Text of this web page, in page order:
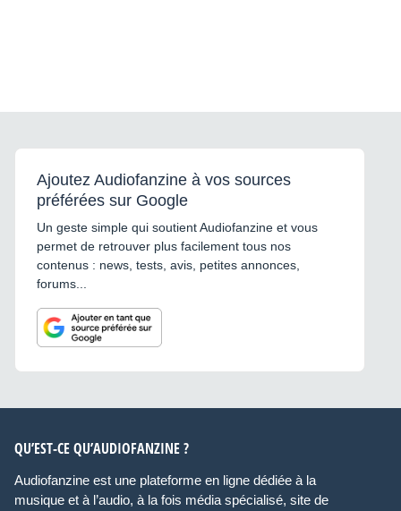
Ajoutez Audiofanzine à vos sources
préférées sur Google
Un geste simple qui soutient Audiofanzine et vous
permet de retrouver plus facilement tous nos
contenus : news, tests, avis, petites annonces,
forums...
QU’EST-CE QU’AUDIOFANZINE ?
Audiofanzine est une plateforme en ligne dédiée à la
musique et à l’audio, à la fois média spécialisé, site de